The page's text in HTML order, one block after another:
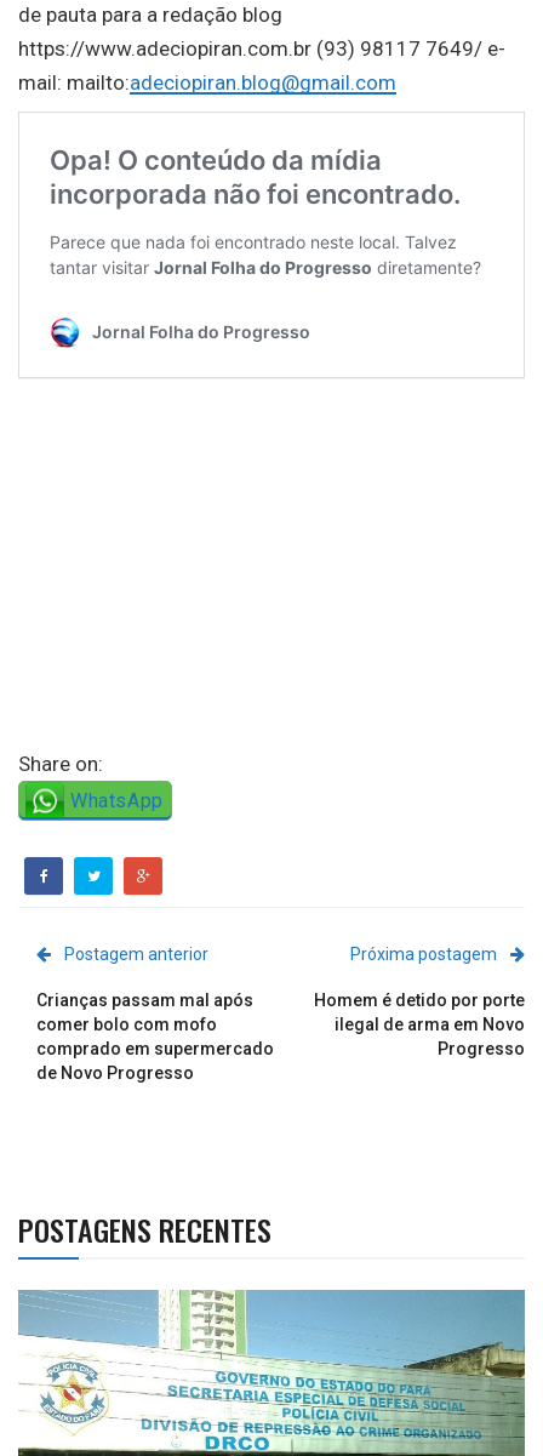
de pauta para a redação blog
https://www.adeciopiran.com.br (93) 98117 7649/ e-
mail: mailto:adeciopiran.blog@gmail.com
Share on:
WhatsApp
Postagem anterior
Crianças passam mal após
comer bolo com mofo
comprado em supermercado
de Novo Progresso
Próxima postagem
Homem é detido por porte
ilegal de arma em Novo
Progresso
POSTAGENS RECENTES